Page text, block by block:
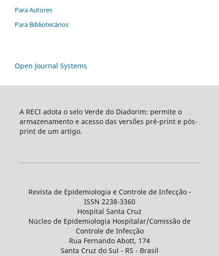
Para Autores
Para Bibliotecários
Open Journal Systems
A RECI adota o selo Verde do Diadorim: permite o
armazenamento e acesso das versões pré-print e pós-
print de um artigo.
Revista de Epidemiologia e Controle de Infecção -
ISSN 2238-3360
Hospital Santa Cruz
Núcleo de Epidemiologia Hospitalar/Comissão de
Controle de Infecção
Rua Fernando Abott, 174
Santa Cruz do Sul - RS - Brasil